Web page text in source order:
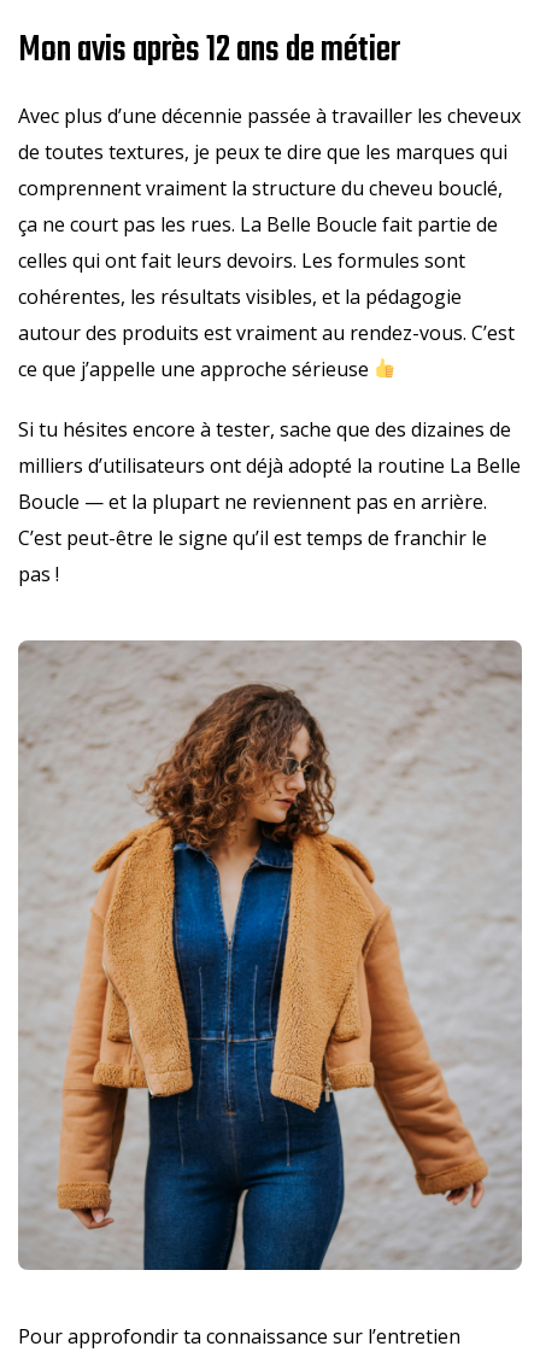
Mon avis après 12 ans de métier
Avec plus d’une décennie passée à travailler les cheveux
de toutes textures, je peux te dire que les marques qui
comprennent vraiment la structure du cheveu bouclé,
ça ne court pas les rues. La Belle Boucle fait partie de
celles qui ont fait leurs devoirs. Les formules sont
cohérentes, les résultats visibles, et la pédagogie
autour des produits est vraiment au rendez-vous. C’est
ce que j’appelle une approche sérieuse
Si tu hésites encore à tester, sache que des dizaines de
milliers d’utilisateurs ont déjà adopté la routine La Belle
Boucle — et la plupart ne reviennent pas en arrière.
C’est peut-être le signe qu’il est temps de franchir le
pas !
Pour approfondir ta connaissance sur l’entretien